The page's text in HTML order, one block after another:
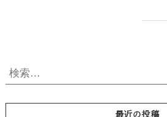
検
索
対
最近の投稿